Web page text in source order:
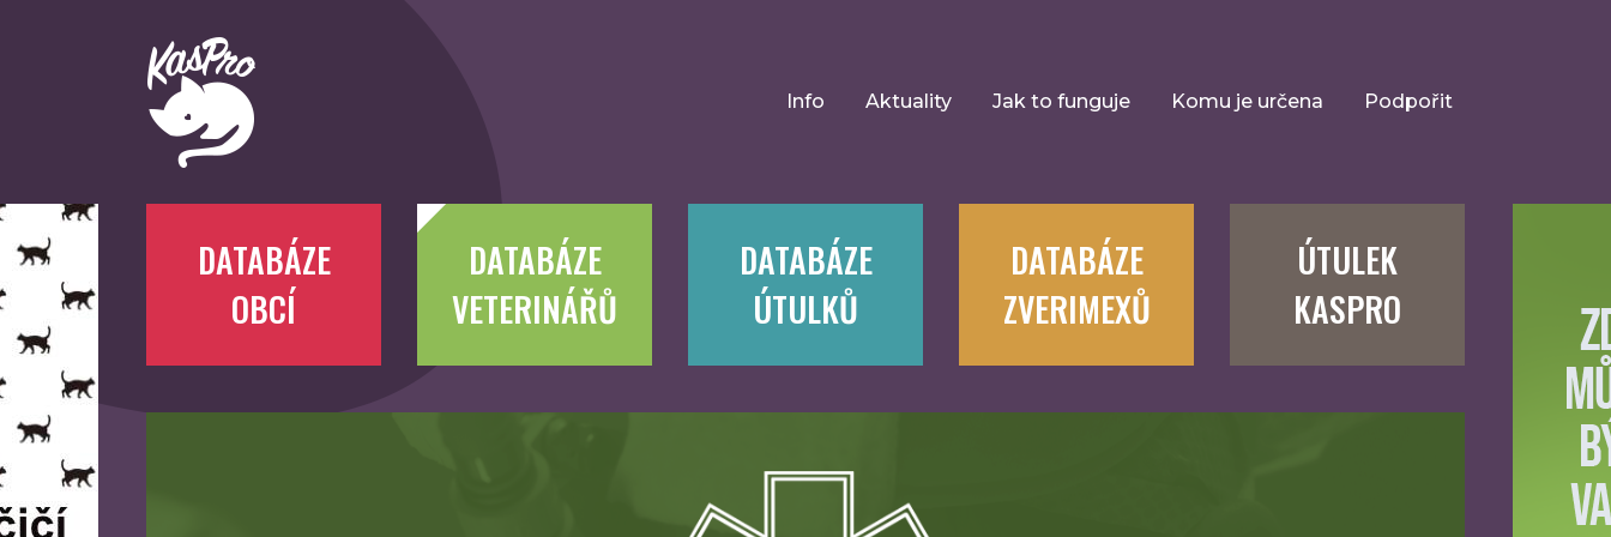
Info Aktuality Jak to funguje Komu je určena Podpořit
DATABÁZE
OBCÍ
DATABÁZE
VETERINÁŘŮ
DATABÁZE
ÚTULKŮ
DATABÁZE
ZVERIMEXŮ
ÚTULEK
KASPRO